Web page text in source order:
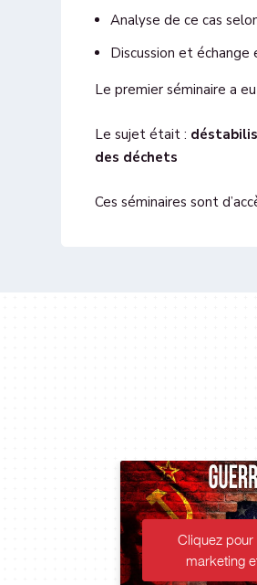
Analyse de ce cas
Discussion et
Le premier séminaire a
Le sujet était :
des déchets
Ces séminaires sont
Cliquez
marketing